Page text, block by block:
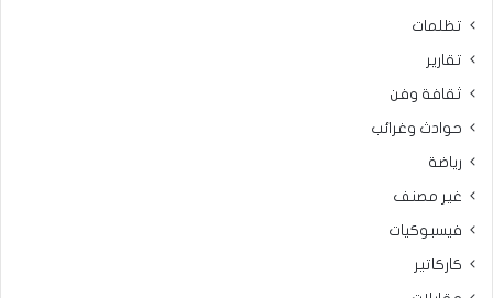
تظلمات
تقارير
ثقافة وفن
حوادث وغرائب
رياضة
غير مصنف
فيسبوكيات
كاركاتير